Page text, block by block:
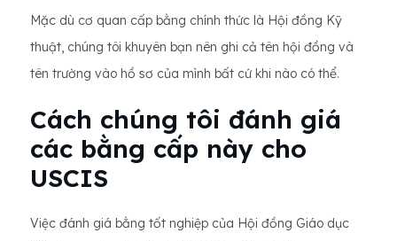
Mặc dù cơ quan cấp bằng chính thức là Hội đồng Kỹ
thuật, chúng tôi khuyên bạn nên ghi cả tên hội đồng và
tên trường vào hồ sơ của mình bất cứ khi nào có thể.
Cách chúng tôi đánh giá
các bằng cấp này cho
USCIS
Việc đánh giá bằng tốt nghiệp của Hội đồng Giáo dục